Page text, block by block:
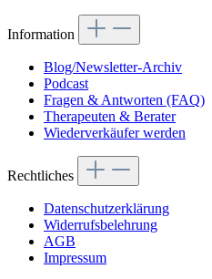
Information
Blog/Newsletter-Archiv
Podcast
Fragen & Antworten (FAQ)
Therapeuten & Berater
Wiederverkäufer werden
Rechtliches
Datenschutzerklärung
Widerrufsbelehrung
AGB
Impressum